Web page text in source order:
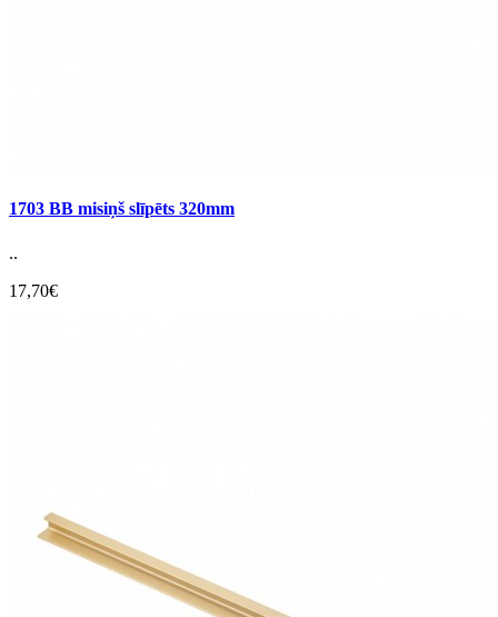
1703 BB misiņš slīpēts 320mm
..
17,70€